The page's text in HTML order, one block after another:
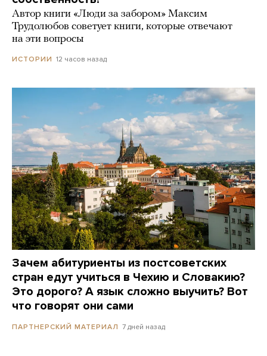
Автор книги «Люди за забором» Максим
Трудолюбов советует книги, которые отвечают
на эти вопросы
ИСТОРИИ 12 часов назад
Зачем абитуриенты из постсоветских
стран едут учиться в Чехию и Словакию?
Это дорого? А язык сложно выучить? Вот
что говорят они сами
ПАРТНЕРСКИЙ МАТЕРИАЛ 7 дней назад